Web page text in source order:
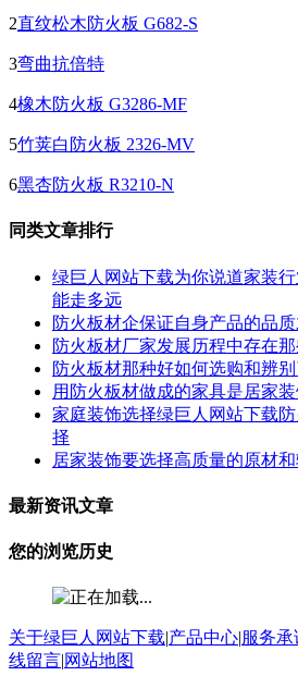
2直纹松木防火板 G682-S
3弯曲抗倍特
4橡木防火板 G3286-MF
5竹荚白防火板 2326-MV
6黑杏防火板 R3210-N
同类文章排行
绿巨人网站下载为你说道家装
能走多远
防火板材企保证自身产品的品
防火板材厂家发展历程中存在
防火板材那种好如何选购和辨别
用防火板材做成的家具是居家
家庭装饰选择绿巨人网站下载
择
居家装饰要选择高质量的原材
最新资讯文章
您的浏览历史
关于绿巨人网站下载 产品中心 服务承
线留言 网站地图